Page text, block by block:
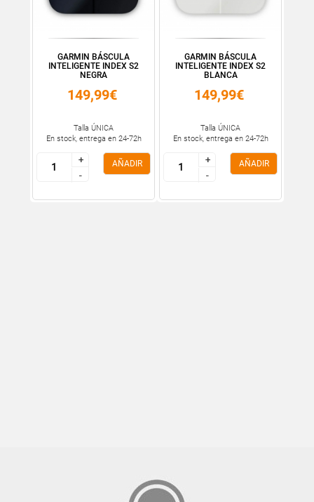
GARMIN BÁSCULA
INTELIGENTE INDEX S2
NEGRA
149,99€
Talla ÚNICA
En stock, entrega en 24-72h
+
-
+
-
AÑADIR
GARMIN BÁSCULA
INTELIGENTE INDEX S2
BLANCA
149,99€
Talla ÚNICA
En stock, entrega en 24-72h
+
-
+
-
AÑADIR